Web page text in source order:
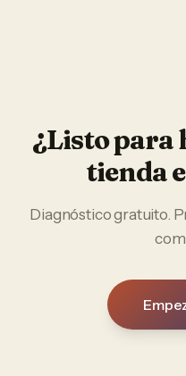
¿Listo para
tienda
Diagnóstico gratuito.